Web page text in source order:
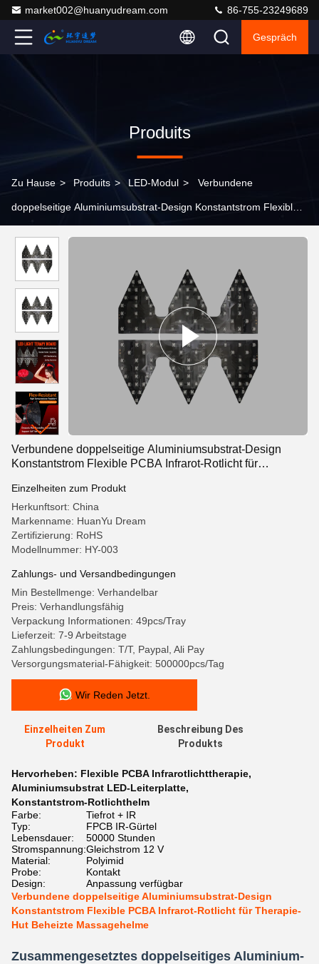
market002@huanyudream.com 86-755-23249689
Gespräch
Produits
Zu Hause > Produits > LED-Modul > Verbundene
doppelseitige Aluminiumsubstrat-Design Konstantstrom Flexible
Verbundene doppelseitige Aluminiumsubstrat-Design
Konstantstrom Flexible PCBA Infrarot-Rotlicht für
Einzelheiten zum Produkt
Herkunftsort: China
Markenname: HuanYu Dream
Zertifizierung: RoHS
Modellnummer: HY-003
Zahlungs- und Versandbedingungen
Min Bestellmenge: Verhandelbar
Preis: Verhandlungsfähig
Verpackung Informationen: 49pcs/Tray
Lieferzeit: 7-9 Arbeitstage
Zahlungsbedingungen: T/T, Paypal, Ali Pay
Versorgungsmaterial-Fähigkeit: 500000pcs/Tag
Wir Reden Jetzt.
Einzelheiten Zum
Produkt
Beschreibung Des
Produkts
Hervorheben: Flexible PCBA Infrarotlichttherapie,
Aluminiumsubstrat LED-Leiterplatte,
Konstantstrom-Rotlichthelm
Farbe:
Tiefrot + IR
Typ:
FPCB IR-Gürtel
Lebensdauer:
50000 Stunden
Stromspannung:Gleichstrom 12 V
Material:
Polyimid
Probe:
Kontakt
Design:
Anpassung verfügbar
Verbundene doppelseitige Aluminiumsubstrat-Design
Konstantstrom Flexible PCBA Infrarot-Rotlicht für Therapie-
Hut Beheizte Massagehelme
Zusammengesetztes doppelseitiges Aluminium-